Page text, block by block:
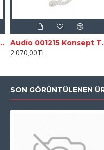
Kapıcılı Dijital Sesli Diafon
Audio
2.070,00TL
SON GÖRÜNTÜLENEN